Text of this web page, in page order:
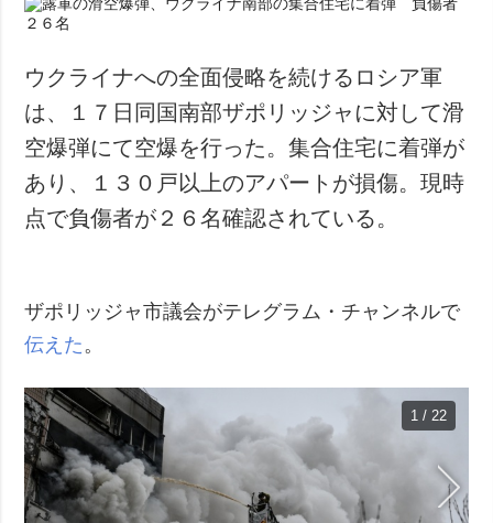
ウクライナへの全面侵略を続けるロシア軍
は、１７日同国南部ザポリッジャに対して滑
空爆弾にて空爆を行った。集合住宅に着弾が
あり、１３０戸以上のアパートが損傷。現時
点で負傷者が２６名確認されている。
ザポリッジャ市議会がテレグラム・チャンネルで
伝えた 。
1 / 22